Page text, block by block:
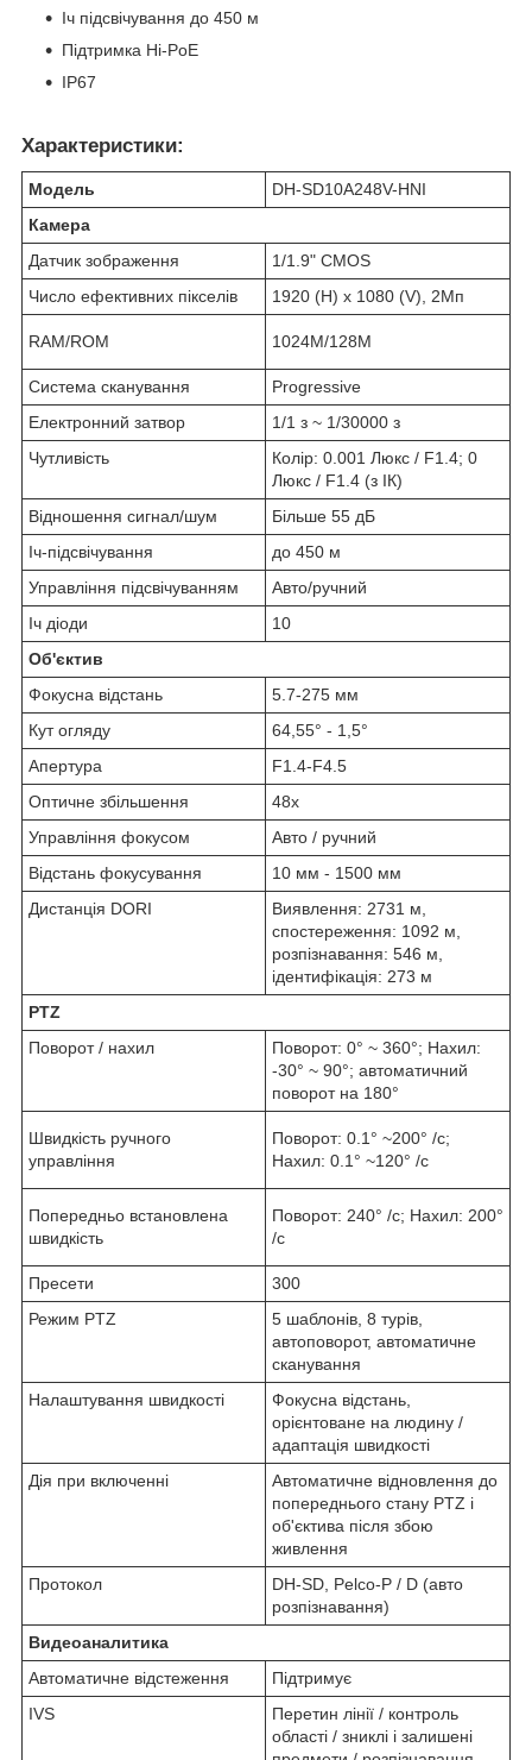
Іч підсвічування до 450 м
Підтримка Hi-PoE
IP67
Характеристики:
Модель
DH-SD10A248V-HNI
Камера
Датчик зображення
1/1.9" CMOS
Число ефективних пікселів
1920 (H) х 1080 (V), 2Мп
RAM/ROM 1024M/128M
Система сканування
Progressive
Електронний затвор
1/1 з ~ 1/30000 з
Чутливість
Колір: 0.001 Люкс / F1.4; 0
Люкс / F1.4 (з ІК)
Відношення сигнал/шум
Більше 55 дБ
Іч-підсвічування
до 450 м
Управління підсвічуванням
Авто/ручний
Іч діоди
10
Об'єктив
Фокусна відстань
5.7-275 мм
Кут огляду
64,55° - 1,5°
Апертура
F1.4-F4.5
Оптичне збільшення
48x
Управління фокусом
Авто / ручний
Відстань фокусування
10 мм - 1500 мм
Дистанція DORI
Виявлення: 2731 м,
спостереження: 1092 м,
розпізнавання: 546 м,
ідентифікація: 273 м
PTZ
Поворот / нахил
Поворот: 0° ~ 360°; Нахил:
-30° ~ 90°; автоматичний
поворот на 180°
Швидкість ручного
управління
Поворот: 0.1° ~200° /с;
Нахил: 0.1° ~120° /с
Попередньо встановлена
швидкість
Поворот: 240° /с; Нахил: 200°
/с
Пресети
300
Режим PTZ
5 шаблонів, 8 турів,
автоповорот, автоматичне
сканування
Налаштування швидкості
Фокусна відстань,
орієнтоване на людину /
адаптація швидкості
Дія при включенні
Автоматичне відновлення до
попереднього стану PTZ і
об'єктива після збою
живлення
Протокол
DH-SD, Pelco-P / D (авто
розпізнавання)
Видеоаналитика
Автоматичне відстеження
Підтримує
IVS
Перетин лінії / контроль
області / зниклі і залишені